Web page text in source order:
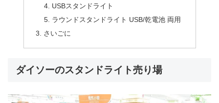
USBスタンドライト
ラウンドスタンドライト USB/乾電池 両用
さいごに
ダイソーのスタンドライト売り場